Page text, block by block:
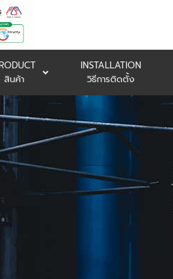
สินค้า
INSTALLATION
วิธีการติดตั้ง